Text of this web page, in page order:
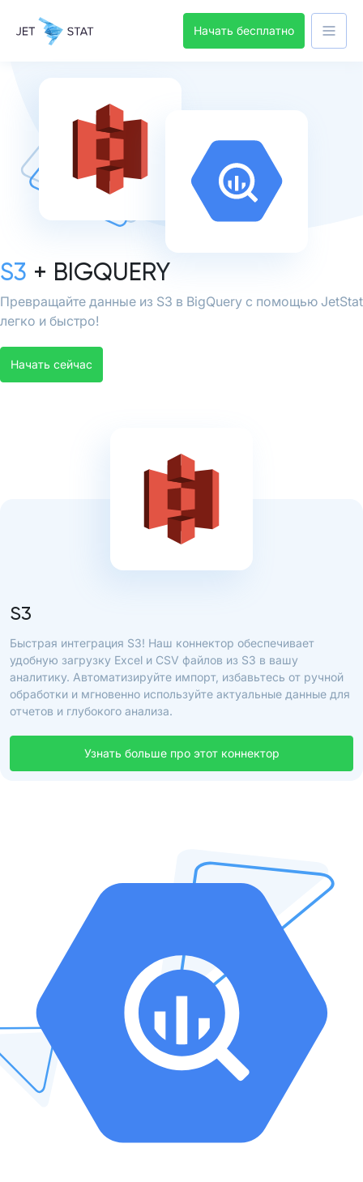
Начать бесплатно
S3 + BIGQUERY
Превращайте данные из S3 в BigQuery с помощью JetStat
легко и быстро!
Начать сейчас
S3
Быстрая интеграция S3! Наш коннектор обеспечивает
удобную загрузку Excel и CSV файлов из S3 в вашу
аналитику. Автоматизируйте импорт, избавьтесь от ручной
обработки и мгновенно используйте актуальные данные для
отчетов и глубокого анализа.
Узнать больше про этот коннектор